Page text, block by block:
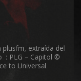
plusfm, extraída del
: PLG – Capitol ©
to Universal